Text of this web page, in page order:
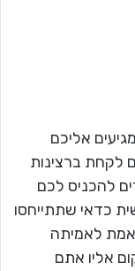
אליכם
לקחת ברצינות
להכניס לכם
כדאי שתתייחסו
לאמיתה
אליו אתם